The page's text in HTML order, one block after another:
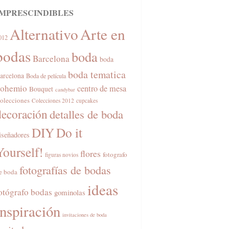
AlternativoArte en
Barcelonaboda boda
Boda de película boda tematica
Bouquet candybar centro de mesa
Colecciones 2012 cupcakes
detalles de boda
DIYDo it
figuras novios flores fotografo
boda fotografías de bodas
bodas gominolas ideas
invitaciones de boda